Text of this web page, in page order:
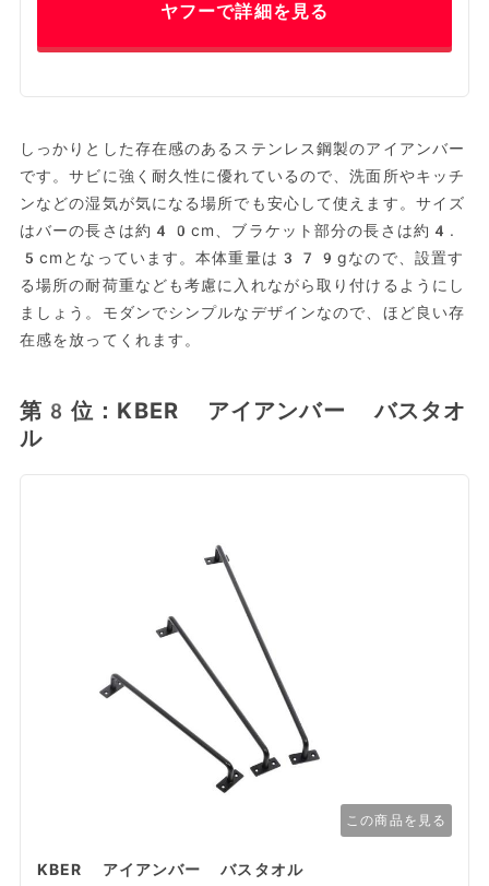
ヤフーで詳細を見る
しっかりとした存在感のあるステンレス鋼製のアイアンバー
です。サビに強く耐久性に優れているので、洗面所やキッチ
ンなどの湿気が気になる場所でも安心して使えます。サイズ
はバーの長さは約40cm、ブラケット部分の長さは約4.
5cmとなっています。本体重量は379gなので、設置す
る場所の耐荷重なども考慮に入れながら取り付けるようにし
ましょう。モダンでシンプルなデザインなので、ほど良い存
在感を放ってくれます。
第8位：KBER アイアンバー バスタオ
ル
この商品を見る
KBER アイアンバー バスタオル